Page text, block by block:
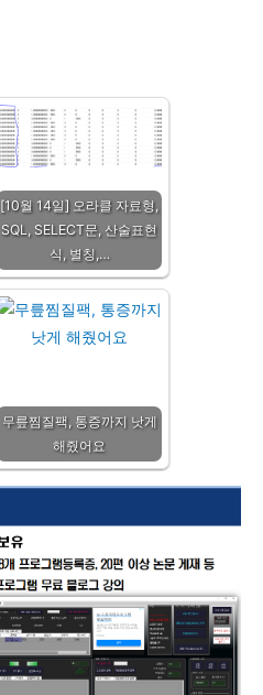
[10월 14일] 오라클 자료형,
SQL, SELECT문, 산술표현
식, 별칭,…
무릎찜질팩, 통증까지 낫게
해줬어요